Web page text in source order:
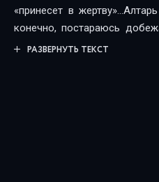
«принесет в
конечно, постараюсь
недобро смотрит на меня,
РАЗВЕРНУТЬ ТЕКСТ